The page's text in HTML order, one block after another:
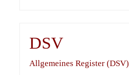
DSV
Allgemeines Register (DSV)